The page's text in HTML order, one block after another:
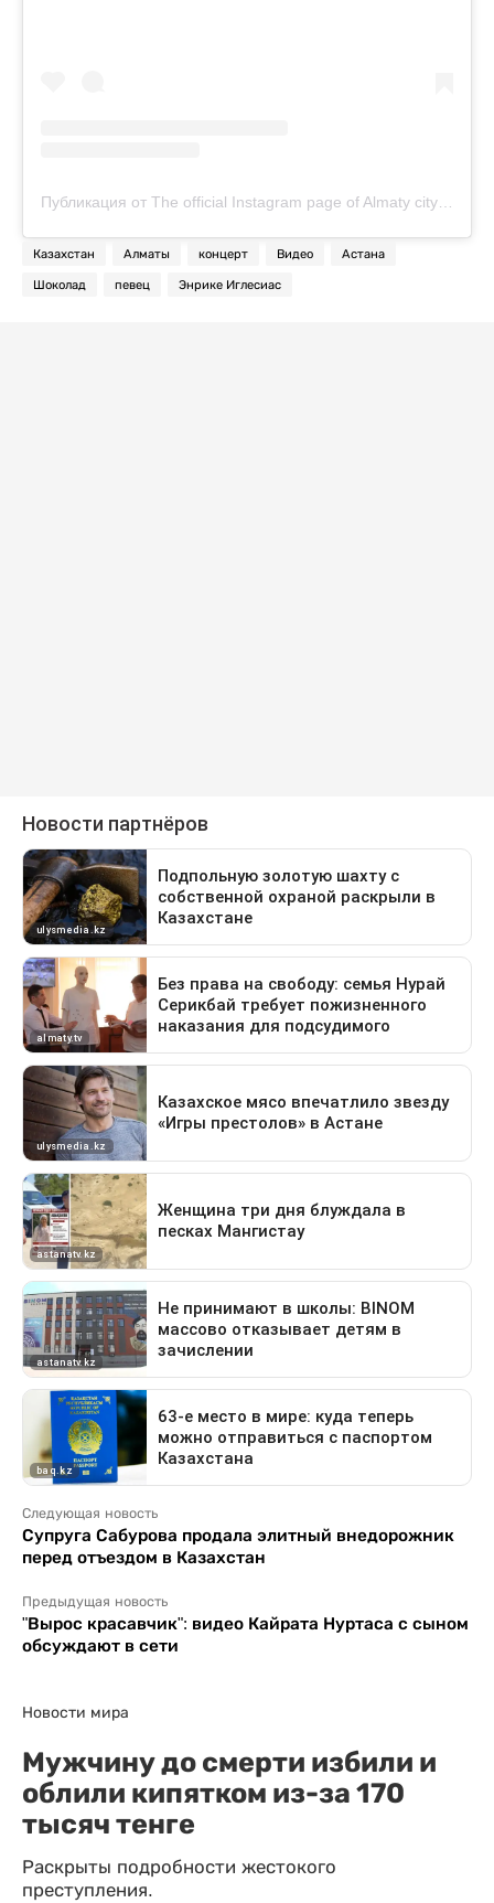
Казахстан Алматы концерт Видео Астана
Шоколад певец Энрике Иглесиас
Следующая новость
Супруга Сабурова продала элитный внедорожник
перед отъездом в Казахстан
Предыдущая новость
"Вырос красавчик": видео Кайрата Нуртаса с сыном
обсуждают в сети
Новости мира
Мужчину до смерти избили и
облили кипятком из-за 170
тысяч тенге
Раскрыты подробности жестокого
преступления.